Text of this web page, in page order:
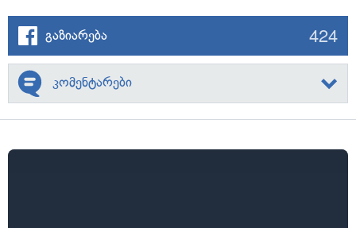
გაზიარება 424
კომენტარები